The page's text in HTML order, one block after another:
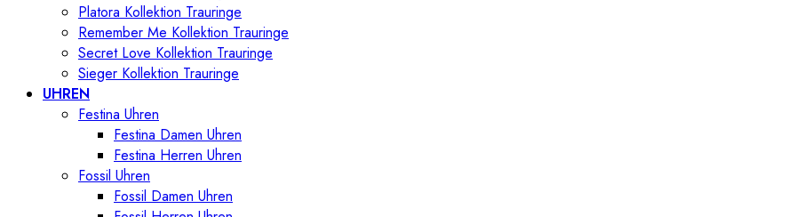
Platora Kollektion Trauringe
Remember Me Kollektion Trauringe
Secret Love Kollektion Trauringe
Sieger Kollektion Trauringe
UHREN
Festina Uhren
Festina Damen Uhren
Festina Herren Uhren
Fossil Uhren
Fossil Damen Uhren